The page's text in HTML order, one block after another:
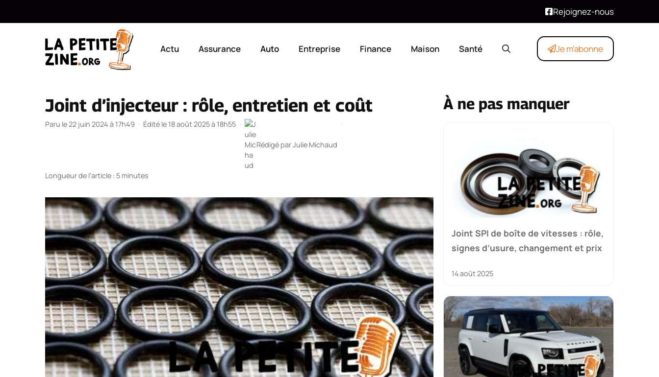
Rejoignez-nous
Actu Assurance Auto Entreprise Finance Maison Santé Je m'abonne
Joint d’injecteur : rôle, entretien et coût
Paru le 22 juin 2024 à 17h49 · Édité le 18 août 2025 à 18h55 ·
Rédigé parJulie Michaud
·
Longueur de l’article : 5 minutes
À ne pas manquer
Joint SPI de boîte de vitesses : rôle,
signes d’usure, changement et prix
14 août 2025